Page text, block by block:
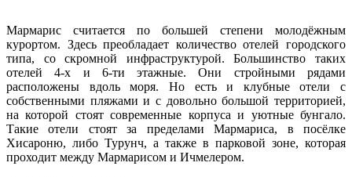
Мармарис считается по большей степени молодёжным
курортом. Здесь преобладает количество отелей городского
типа, со скромной инфраструктурой. Большинство таких
отелей 4-х и 6-ти этажные. Они стройными рядами
расположены вдоль моря. Но есть и клубные отели с
собственными пляжами и с довольно большой территорией,
на которой стоят современные корпуса и уютные бунгало.
Такие отели стоят за пределами Мармариса, в посёлке
Хисароню, либо Турунч, а также в парковой зоне, которая
проходит между Мармарисом и Ичмелером.